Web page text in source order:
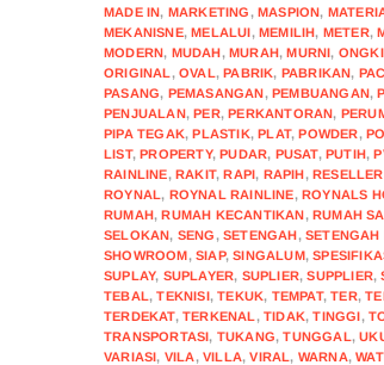
MADE IN, MARKETING ,MASPION,
MEKANISNE,MELALUI,MEMILIH, METER,
MODERN, MUDAH,MURAH,MURNI,
ORIGINAL ,OVAL,PABRIK, PABRIKAN,
PASANG, PEMASANGAN,PEMBUANGAN,
PENJUALAN,PER,PERKANTORAN,
PIPA TEGAK,PLASTIK,PLAT,POWDER,
LIST,PROPERTY,PUDAR, PUSAT,PUTIH,
RAINLINE,RAKIT,RAPI, RAPIH,RESELLER
ROYNAL, ROYNAL RAINLINE,ROYNALS
RUMAH,RUMAH KECANTIKAN,RUMAH
SELOKAN, SENG ,SETENGAH,
SHOWROOM,SIAP,SINGALUM,
SUPLAY, SUPLAYER, SUPLIER,SUPPLIER,
TEBAL,TEKNISI,TEKUK, TEMPAT,TER,
TERDEKAT,TERKENAL ,TIDAK,TINGGI,
TRANSPORTASI, TUKANG,TUNGGAL,
VARIASI, VILA,VILLA,VIRAL, WARNA,